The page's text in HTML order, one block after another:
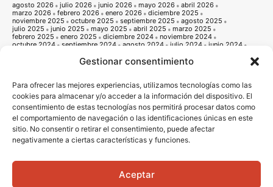
Gestionar consentimiento
Para ofrecer las mejores experiencias, utilizamos tecnologías como las
cookies para almacenar y/o acceder a la información del dispositivo. El
consentimiento de estas tecnologías nos permitirá procesar datos como
el comportamiento de navegación o las identificaciones únicas en este
sitio. No consentir o retirar el consentimiento, puede afectar
negativamente a ciertas características y funciones.
Aceptar
agosto 2026 julio 2026 junio 2026 mayo 2026
abril 2026
marzo 2026
febrero 2026 enero 2026
diciembre 2025
noviembre 2025
octubre 2025 septiembre 2025
agosto 2025
julio 2025
junio 2025 mayo 2025 abril 2025
marzo 2025
febrero 2025
enero 2025 diciembre 2024
noviembre 2024
octubre 2024
septiembre 2024 agosto 2024 julio 2024
junio 2024
noviembre 2023 octubre 2023
septiembre 2023
noviembre 2022
octubre 2022 septiembre 2022
agosto 2022
julio 2022
junio 2022 mayo 2022 abril 2022
marzo 2022
febrero 2022
enero 2022 diciembre 2021
noviembre 2021
octubre 2021
septiembre 2021 agosto 2021 julio 2021
junio 2021
mayo 2021
abril 2021 marzo 2021 febrero 2021
enero 2021
diciembre 2020
noviembre 2020
agosto 2020
julio 2020 junio 2020 mayo 2020
abril 2020
marzo 2020
febrero 2020 enero 2020 diciembre 2019
diciembre 2018
noviembre 2018 octubre 2018
septiembre 2018
junio 2018 mayo 2018
diciembre 2017